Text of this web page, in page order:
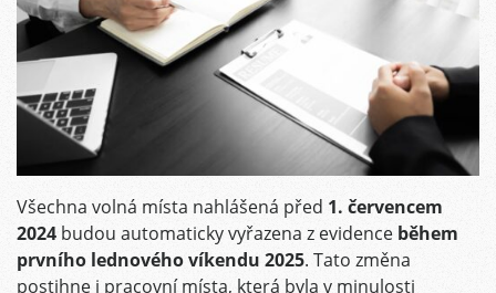
Všechna volná místa nahlášená před 1. červencem
2024 budou automaticky vyřazena z evidence během
prvního lednového víkendu 2025. Tato změna
postihne i pracovní místa, která byla v minulosti